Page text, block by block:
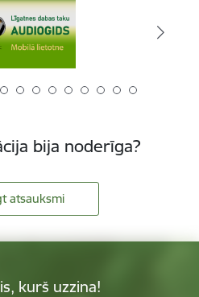
bija noderīga?
atsauksmi
kurš uzzina!